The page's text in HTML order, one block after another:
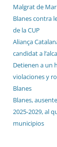
Malgrat de
Blanes contra
de la CUP
Aliança
candidat a
Detienen a un
violaciones y
Blanes
Blanes,
2025-2029, al
municipios